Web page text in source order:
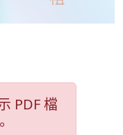
PDF 檔